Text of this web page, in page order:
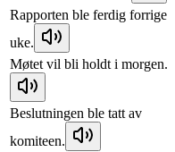
Rapporten ble ferdig forrige
uke.
Møtet vil bli holdt i morgen.
Beslutningen ble tatt av
komiteen.